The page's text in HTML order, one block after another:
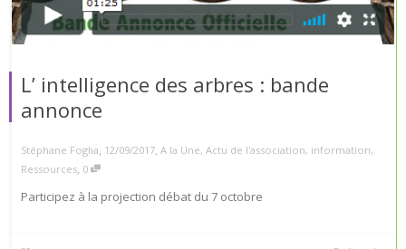
L’ intelligence des arbres : bande
annonce
Stéphane Foglia, 12/09/2017, A la Une, Actu de l'association, information,
Ressources, 0
Participez à la projection débat du 7 octobre